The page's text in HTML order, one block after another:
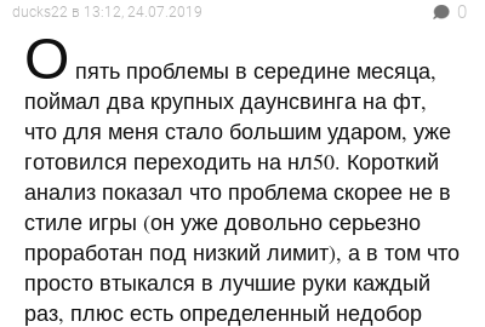
ducks22 в 13:12, 24.07.2019 0
О пять проблемы в середине месяца,
поймал два крупных даунсвинга на фт,
что для меня стало большим ударом, уже
готовился переходить на нл50. Короткий
анализ показал что проблема скорее не в
стиле игры (он уже довольно серьезно
проработан под низкий лимит), а в том что
просто втыкался в лучшие руки каждый
раз, плюс есть определенный недобор